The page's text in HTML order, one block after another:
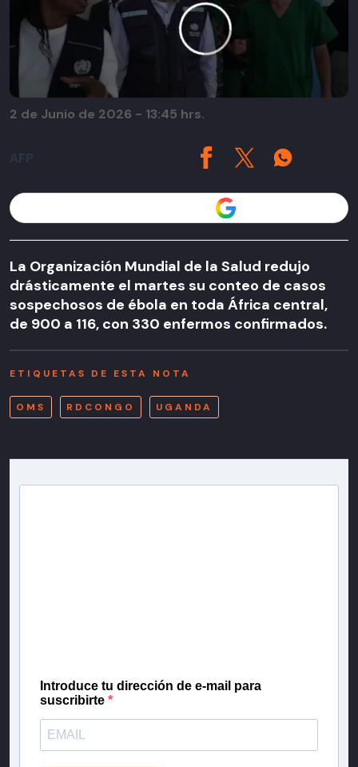
AFP
2 de Junio de 2026 - 13:45 hrs.
La Organización Mundial de la Salud redujo
drásticamente el martes su conteo de casos
sospechosos de ébola en toda África central,
de 900 a 116, con 330 enfermos confirmados.
ETIQUETAS DE ESTA NOTA
OMS RDCONGO UGANDA
Introduce tu dirección de e-mail para
suscribirte